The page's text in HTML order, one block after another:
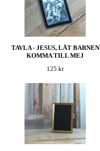
TAVLA - JESUS, LÅT BARNEN
KOMMA TILL MEJ
125 kr